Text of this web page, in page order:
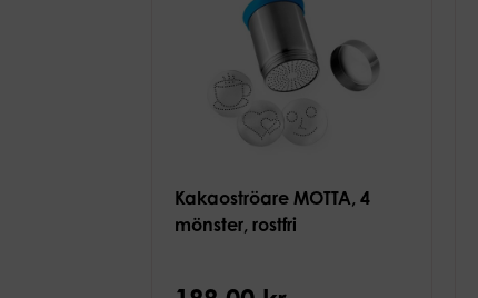
Kakaoströare MOTTA, 4
mönster, rostfri